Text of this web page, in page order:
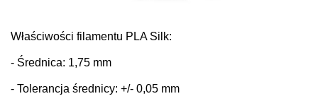
Właściwości filamentu PLA Silk:
- Średnica: 1,75 mm
- Tolerancja średnicy: +/- 0,05 mm